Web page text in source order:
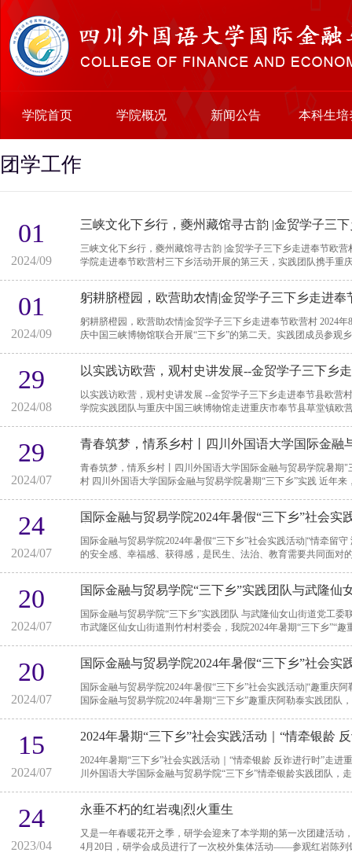
学院首页 学院概况 新闻公告 本科生培
团学工作
01
2024/09
三峡文化下乡行，夔州藏馆寻古韵 |金贸学子三
三峡文化下乡行，夔州藏馆寻古韵 |金贸学子三下乡走进奉节欧营村 2024年8月28日，四川外国语大学国际金融与
学院走进奉节欧营村三下乡活动开展的第三天，实践团队携手重
01
2024/09
躬耕脐橙园，欧营助农情|金贸学子三下乡走进奉
躬耕脐橙园，欧营助农情|金贸学子三下乡走进奉节欧营村 2024年8月27日，四川外国语大学国际金融与贸易学院与重
庆中国三峡博物馆联合开展“三下乡”的第二天。实践团成员参
29
2024/08
以实践访欧营，观村史讲发展--金贸学子三下乡
以实践访欧营，观村史讲发展 --金贸学子三下乡走进奉节县欧营村 2024年8月26日，四川外国语大学国际金融与贸易
学院实践团队与重庆中国三峡博物馆走进重庆市奉节县草堂镇欧
29
2024/07
青春筑梦，情系乡村丨四川外国语大学国际金
青春筑梦，情系乡村丨四川外国语大学国际金融与贸易学院暑期"三下乡"实
村 四川外国语大学国际金融与贸易学院
24
2024/07
国际金融与贸易学院2024年暑假“三下乡”社会实
国际金融与贸易学院2024年暑假“三下乡”社会实践活动|“情牵留守 润泽童心”走进
的安全感、幸福感、获得感，是民生、法治、教育需要共同面对
20
2024/07
国际金融与贸易学院“三下乡”实践团队与武隆仙
国际金融与贸易学院“三下乡”实践团队 与武隆仙女山街道党工委联合开展党组织生活会 2024年7月11日上午，在重庆
市武隆区仙女山街道荆竹村村委会，我院2024年暑期“三下乡”“趣
20
2024/07
国际金融与贸易学院2024年暑假“三下乡”社会
国际金融与贸易学院2024年暑假“三下乡”社会实践活动|“趣重庆阿勒泰”——走进
国际金融与贸易学院2024年暑期“三下乡”趣重庆阿勒泰实践团队
15
2024/07
2024年暑期“三下乡”社会实践活动｜“情牵银龄
2024年暑期“三下乡”社会实践活动｜“情牵银龄 反诈进行时”走进重庆市第三社会福利院
川外国语大学国际金融与贸易学院“三下乡”情牵银龄实践团队，
24
2023/04
永垂不朽的红岩魂|烈火重生
又是一年春暖花开之季，研学会迎来了本学期的第一次团建活动，本
4月20日，研学会成员进行了一次校外集体活动——参观红岩陈列